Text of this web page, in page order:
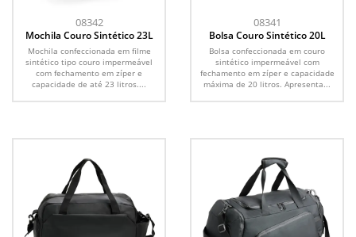
08342
Mochila Couro Sintético 23L
Mochila confeccionada em filme
sintético tipo couro impermeável
com fechamento em zíper e
capacidade de até 23 litros....
08341
Bolsa Couro Sintético 20L
Bolsa confeccionada em couro
sintético impermeável com
fechamento em zíper e capacidade
máxima de 20 litros. Apresenta...